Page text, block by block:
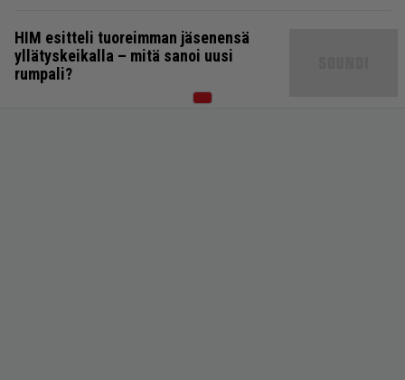
HIM esitteli tuoreimman jäsenensä
yllätyskeikalla – mitä sanoi uusi
rumpali?